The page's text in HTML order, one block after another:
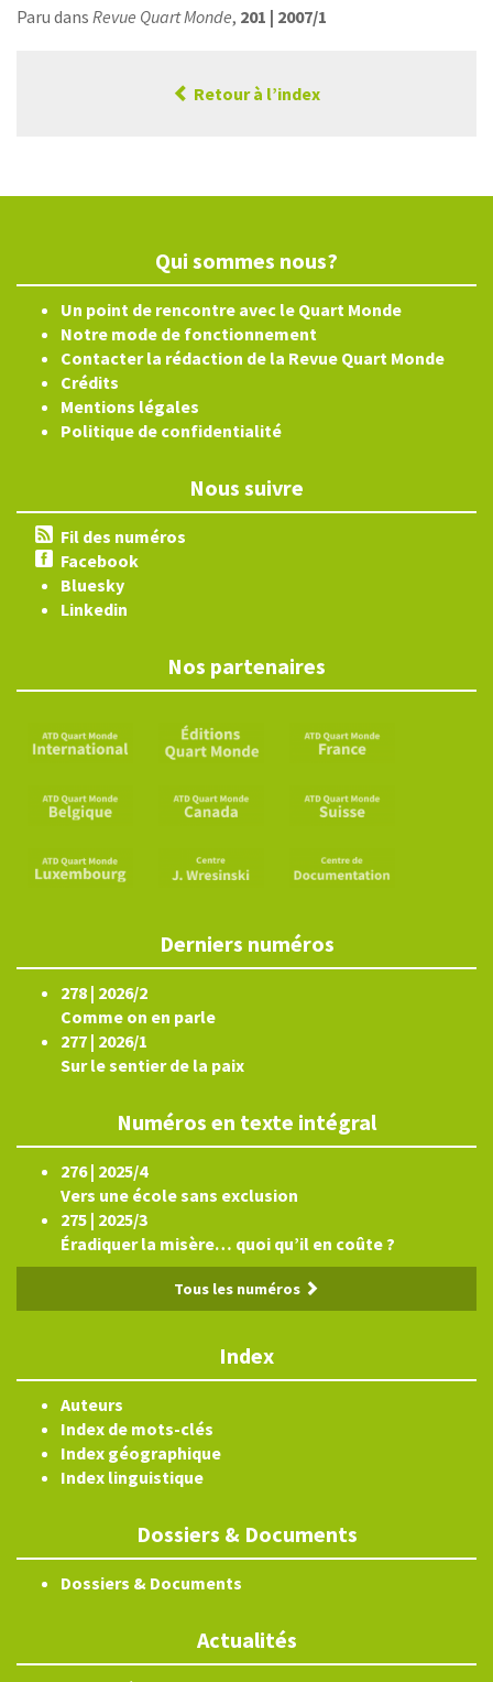
Paru dans Revue Quart Monde, 201 | 2007/1
Retour à l’index
Qui sommes nous?
Un point de rencontre avec le Quart Monde
Notre mode de fonctionnement
Contacter la rédaction de la Revue Quart Monde
Crédits
Mentions légales
Politique de confidentialité
Nous suivre
Fil des numéros
Facebook
Bluesky
Linkedin
Nos partenaires
Derniers numéros
278 | 2026/2
Comme on en parle
277 | 2026/1
Sur le sentier de la paix
Numéros en texte intégral
276 | 2025/4
Vers une école sans exclusion
275 | 2025/3
Éradiquer la misère… quoi qu’il en coûte ?
Tous les numéros
Index
Auteurs
Index de mots-clés
Index géographique
Index linguistique
Dossiers & Documents
Dossiers & Documents
Actualités